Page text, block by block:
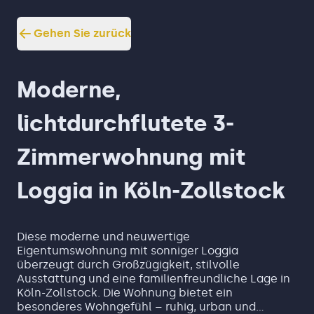
Gehen Sie zurück
Moderne,
lichtdurchflutete 3-
Zimmerwohnung mit
Loggia in Köln-Zollstock
Diese moderne und neuwertige
Eigentumswohnung mit sonniger Loggia
überzeugt durch Großzügigkeit, stilvolle
Ausstattung und eine familienfreundliche Lage in
Köln-Zollstock. Die Wohnung bietet ein
besonderes Wohngefühl – ruhig, urban und